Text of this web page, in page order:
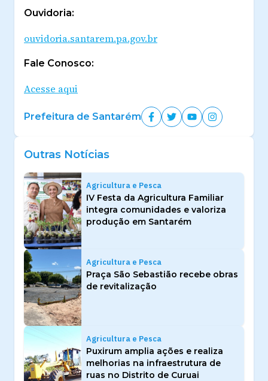
Ouvidoria:
ouvidoria.santarem.pa.gov.br
Fale Conosco:
Acesse aqui
Prefeitura de Santarém
Outras Notícias
Agricultura e Pesca
IV Festa da Agricultura Familiar
integra comunidades e valoriza
produção em Santarém
Agricultura e Pesca
Praça São Sebastião recebe obras
de revitalização
Agricultura e Pesca
Puxirum amplia ações e realiza
melhorias na infraestrutura de
ruas no Distrito de Curuai